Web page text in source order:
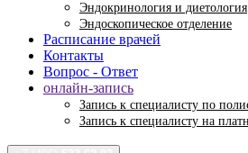
Эндокринология и диетология
Эндоскопическое отделение
Расписание врачей
Контакты
Вопрос - Ответ
онлайн-запись
Запись к специалисту по
Запись к специалисту на